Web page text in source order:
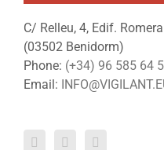
C/ Relleu, 4, Edif.
(03502 Benidorm)
Phone: (+34) 96 585 64
Email: